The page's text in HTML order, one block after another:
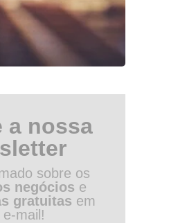
a nossa
sobre os
negócios e
gratuitas em
e-mail!